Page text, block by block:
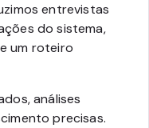
entrevistas
do sistema,
um roteiro
análises
precisas.